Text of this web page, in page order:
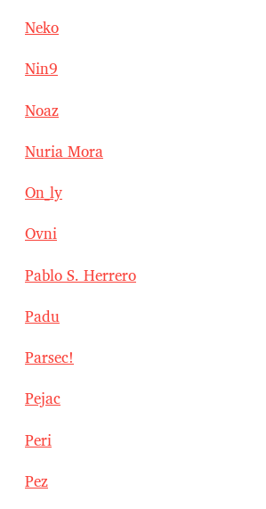
Neko
Nin9
Noaz
Nuria Mora
On_ly
Ovni
Pablo S. Herrero
Padu
Parsec!
Pejac
Peri
Pez